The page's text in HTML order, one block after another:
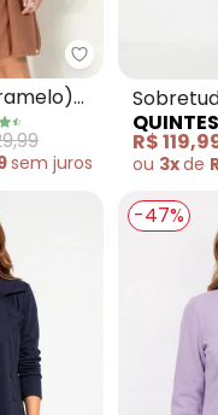
Quintess -
sem juros
R$
ou 3xde
-47%